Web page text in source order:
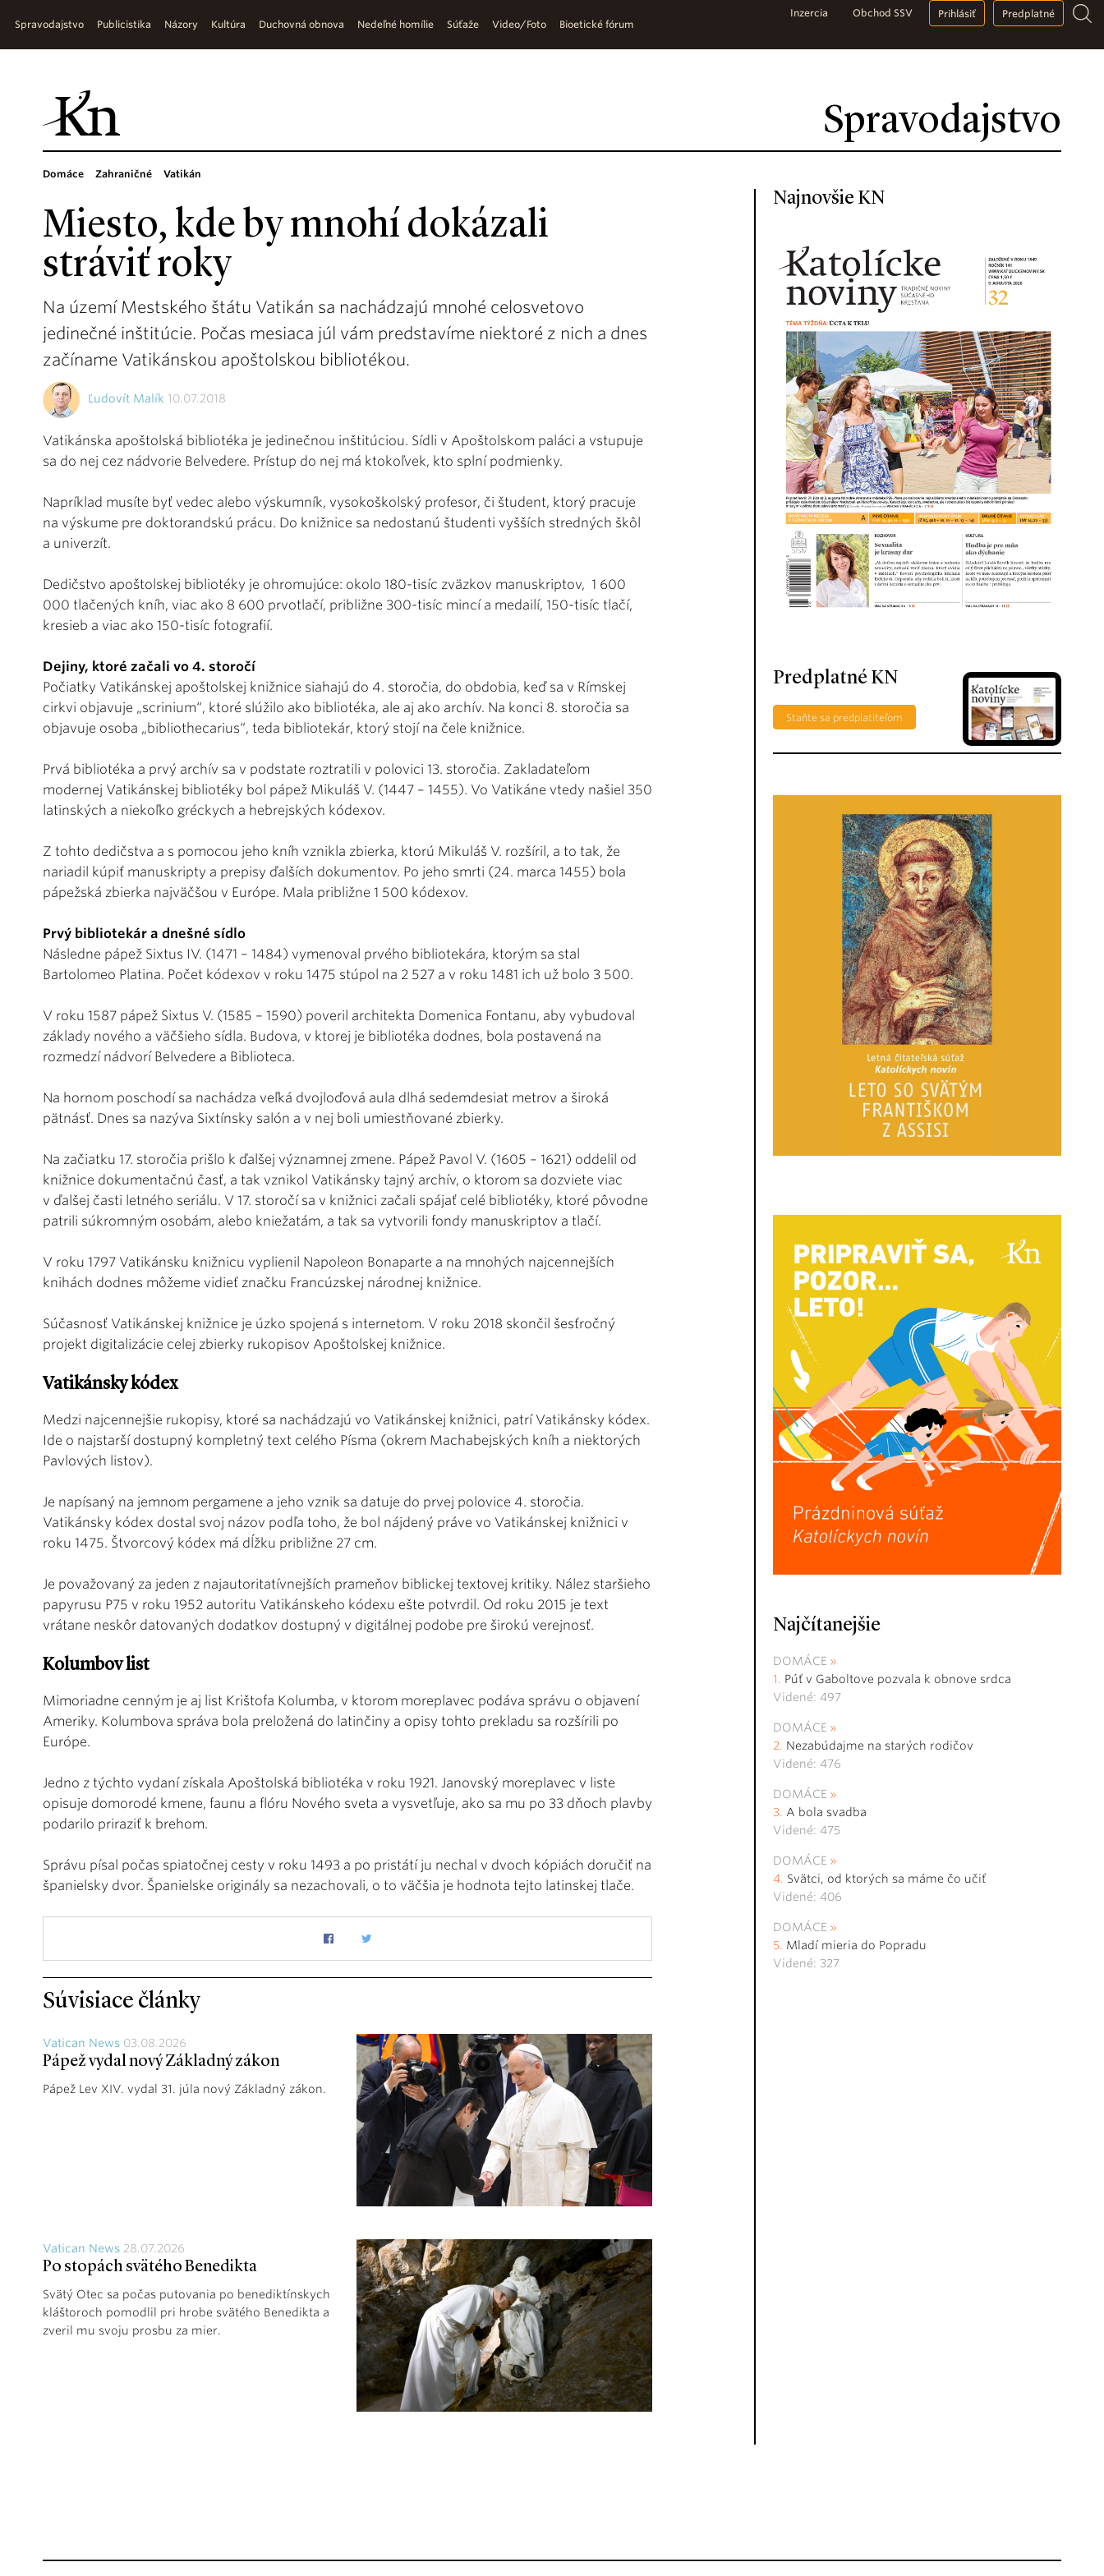
Spravodajstvo
Spravodajstvo Publicistika Názory Kultúra Duchovná obnova Nedeľné homílie Súťaže Video/Foto Bioetické fórum
Inzercia Obchod SSV Prihlásiť Predplatné
Domáce Zahraničné Vatikán
Miesto, kde by mnohí dokázali
stráviť roky
Na území Mestského štátu Vatikán sa nachádzajú mnohé celosvetovo
jedinečné inštitúcie. Počas mesiaca júl vám predstavíme niektoré z nich a dnes
začíname Vatikánskou apoštolskou bibliotékou.
Ľudovít Malík 10.07.2018
Vatikánska apoštolská bibliotéka je jedinečnou inštitúciou. Sídli v Apoštolskom paláci a vstupuje
sa do nej cez nádvorie Belvedere. Prístup do nej má ktokoľvek, kto splní podmienky.
Napríklad musíte byť vedec alebo výskumník, vysokoškolský profesor, či študent, ktorý pracuje
na výskume pre doktorandskú prácu. Do knižnice sa nedostanú študenti vyšších stredných škôl
a univerzít.
Dedičstvo apoštolskej bibliotéky je ohromujúce: okolo 180-tisíc zväzkov manuskriptov, 1 600
000 tlačených kníh, viac ako 8 600 prvotlačí, približne 300-tisíc mincí a medailí, 150-tisíc tlačí,
kresieb a viac ako 150-tisíc fotografií.
Dejiny, ktoré začali vo 4. storočí
Počiatky Vatikánskej apoštolskej knižnice siahajú do 4. storočia, do obdobia, keď sa v Rímskej
cirkvi objavuje „scrinium“, ktoré slúžilo ako bibliotéka, ale aj ako archív. Na konci 8. storočia sa
objavuje osoba „bibliothecarius“, teda bibliotekár, ktorý stojí na čele knižnice.
Prvá bibliotéka a prvý archív sa v podstate roztratili v polovici 13. storočia. Zakladateľom
modernej Vatikánskej bibliotéky bol pápež Mikuláš V. (1447 – 1455). Vo Vatikáne vtedy našiel 350
latinských a niekoľko gréckych a hebrejských kódexov.
Z tohto dedičstva a s pomocou jeho kníh vznikla zbierka, ktorú Mikuláš V. rozšíril, a to tak, že
nariadil kúpiť manuskripty a prepisy ďalších dokumentov. Po jeho smrti (24. marca 1455) bola
pápežská zbierka najväčšou v Európe. Mala približne 1 500 kódexov.
Prvý bibliotekár a dnešné sídlo
Následne pápež Sixtus IV. (1471 – 1484) vymenoval prvého bibliotekára, ktorým sa stal
Bartolomeo Platina. Počet kódexov v roku 1475 stúpol na 2 527 a v roku 1481 ich už bolo 3 500.
V roku 1587 pápež Sixtus V. (1585 – 1590) poveril architekta Domenica Fontanu, aby vybudoval
základy nového a väčšieho sídla. Budova, v ktorej je bibliotéka dodnes, bola postavená na
rozmedzí nádvorí Belvedere a Biblioteca.
Na hornom poschodí sa nachádza veľká dvojloďová aula dlhá sedemdesiat metrov a široká
pätnásť. Dnes sa nazýva Sixtínsky salón a v nej boli umiestňované zbierky.
Na začiatku 17. storočia prišlo k ďalšej významnej zmene. Pápež Pavol V. (1605 – 1621) oddelil od
knižnice dokumentačnú časť, a tak vznikol Vatikánsky tajný archív, o ktorom sa dozviete viac
v ďalšej časti letného seriálu. V 17. storočí sa v knižnici začali spájať celé bibliotéky, ktoré pôvodne
patrili súkromným osobám, alebo kniežatám, a tak sa vytvorili fondy manuskriptov a tlačí.
V roku 1797 Vatikánsku knižnicu vyplienil Napoleon Bonaparte a na mnohých najcennejších
knihách dodnes môžeme vidieť značku Francúzskej národnej knižnice.
Súčasnosť Vatikánskej knižnice je úzko spojená s internetom. V roku 2018 skončil šesťročný
projekt digitalizácie celej zbierky rukopisov Apoštolskej knižnice.
Vatikánsky kódex
Medzi najcennejšie rukopisy, ktoré sa nachádzajú vo Vatikánskej knižnici, patrí Vatikánsky kódex.
Ide o najstarší dostupný kompletný text celého Písma (okrem Machabejských kníh a niektorých
Pavlových listov).
Je napísaný na jemnom pergamene a jeho vznik sa datuje do prvej polovice 4. storočia.
Vatikánsky kódex dostal svoj názov podľa toho, že bol nájdený práve vo Vatikánskej knižnici v
roku 1475. Štvorcový kódex má dĺžku približne 27 cm.
Je považovaný za jeden z najautoritatívnejších prameňov biblickej textovej kritiky. Nález staršieho
papyrusu P75 v roku 1952 autoritu Vatikánskeho kódexu ešte potvrdil. Od roku 2015 je text
vrátane neskôr datovaných dodatkov dostupný v digitálnej podobe pre širokú verejnosť.
Kolumbov list
Mimoriadne cenným je aj list Krištofa Kolumba, v ktorom moreplavec podáva správu o objavení
Ameriky. Kolumbova správa bola preložená do latinčiny a opisy tohto prekladu sa rozšírili po
Európe.
Jedno z týchto vydaní získala Apoštolská bibliotéka v roku 1921. Janovský moreplavec v liste
opisuje domorodé kmene, faunu a flóru Nového sveta a vysvetľuje, ako sa mu po 33 dňoch plavby
podarilo priraziť k brehom.
Správu písal počas spiatočnej cesty v roku 1493 a po pristátí ju nechal v dvoch kópiách doručiť na
španielsky dvor. Španielske originály sa nezachovali, o to väčšia je hodnota tejto latinskej tlače.
Súvisiace články
Vatican News 03.08.2026
Pápež vydal nový Základný zákon
Pápež Lev XIV. vydal 31. júla nový Základný zákon.
Vatican News 28.07.2026
Po stopách svätého Benedikta
Svätý Otec sa počas putovania po benediktínskych
kláštoroch pomodlil pri hrobe svätého Benedikta a
zveril mu svoju prosbu za mier.
Najnovšie KN
Predplatné KN
Staňte sa predplatiteľom
Najčítanejšie
DOMÁCE
Púť v Gaboltove pozvala k obnove srdca
Videné: 497
DOMÁCE
Nezabúdajme na starých rodičov
Videné: 476
DOMÁCE
A bola svadba
Videné: 475
DOMÁCE
Svätci, od ktorých sa máme čo učiť
Videné: 406
DOMÁCE
Mladí mieria do Popradu
Videné: 327